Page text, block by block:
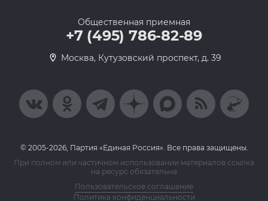
Общественная приемная
+7 (495) 786-82-89
Москва, Кутузовский проспект, д. 39
© 2005-2026, Партия «Единая Россия». Все права защищены.
При полном или частичном использовании материалов ссылка
на ресурс обязательна
Пользовательское соглашение
Политика конфиденциальности